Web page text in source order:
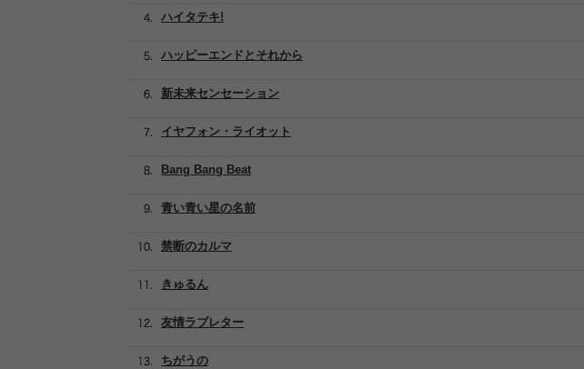
青い青い星の名前
ハッピーエンドとそれから
ハイタテキ!
Bang Bang Beat
イヤフォン・ライオット
新未来センセーション
禁断のカルマ
きゅるん
友情ラブレター
ちがうの